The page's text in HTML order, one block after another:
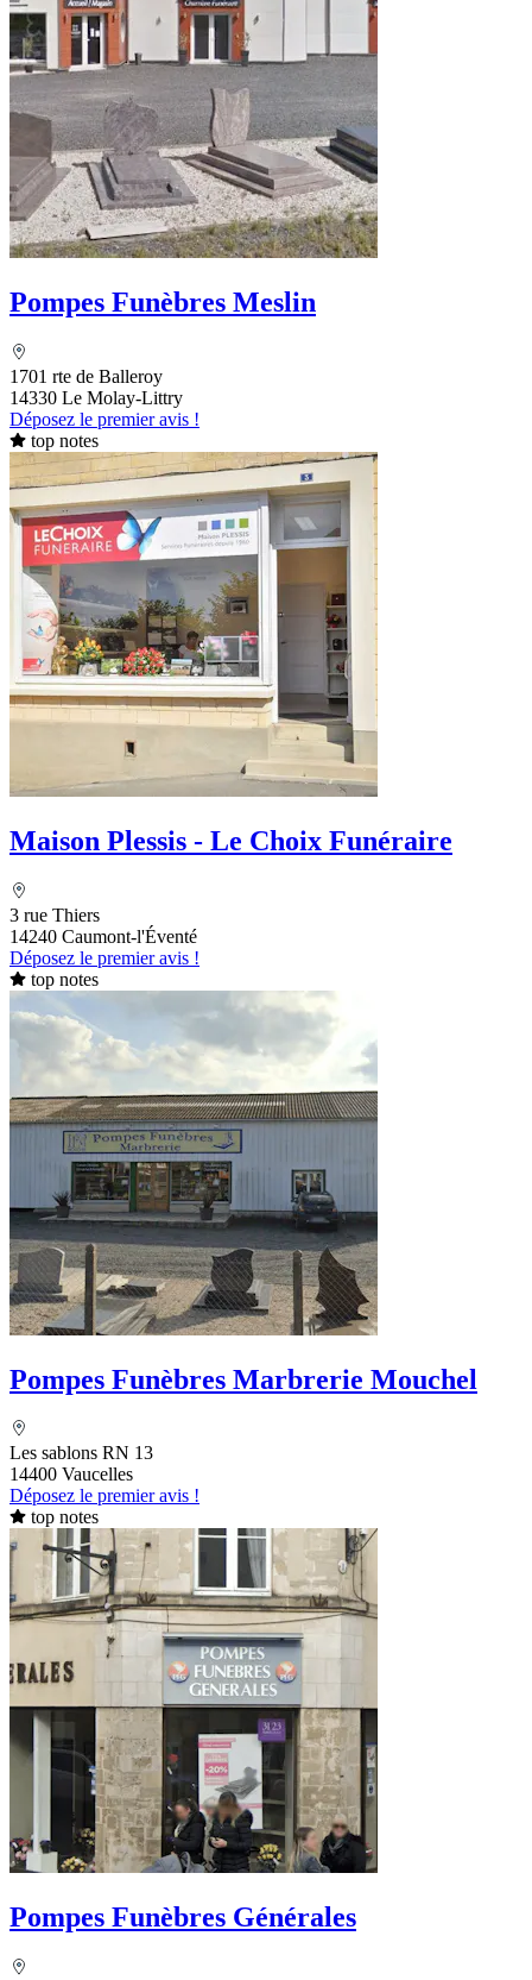
Pompes Funèbres Meslin
1701 rte de Balleroy
14330 Le Molay-Littry
Déposez le premier avis !
top notes
Maison Plessis - Le Choix Funéraire
3 rue Thiers
14240 Caumont-l'Éventé
Déposez le premier avis !
top notes
Pompes Funèbres Marbrerie Mouchel
Les sablons RN 13
14400 Vaucelles
Déposez le premier avis !
top notes
Pompes Funèbres Générales